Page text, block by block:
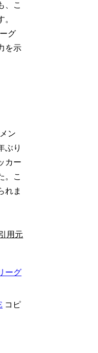
、こ
グ
を示
ン
ぶり
カー
。こ
れま
用元
ーグ
コピ